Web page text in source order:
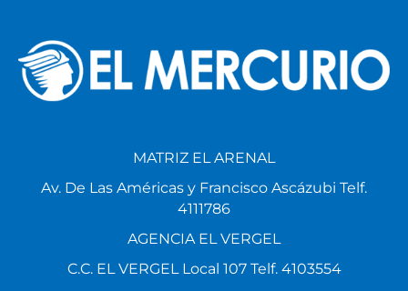
MATRIZ EL ARENAL
Av. De Las Américas y Francisco Ascázubi Telf.
4111786
AGENCIA EL VERGEL
C.C. EL VERGEL Local 107 Telf. 4103554